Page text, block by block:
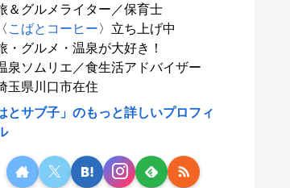
＆グルメライター／保育士
こばとコーヒー〉立ち上げ中
・グルメ・温泉が大好き！
泉ソムリエ／食生活アドバイザー
玉県川口市在住
とサブ子」のもっと詳しいプロフィ